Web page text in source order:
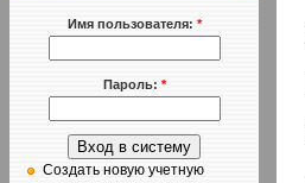
Имя пользователя: *
Пароль: *
Создать новую учетную